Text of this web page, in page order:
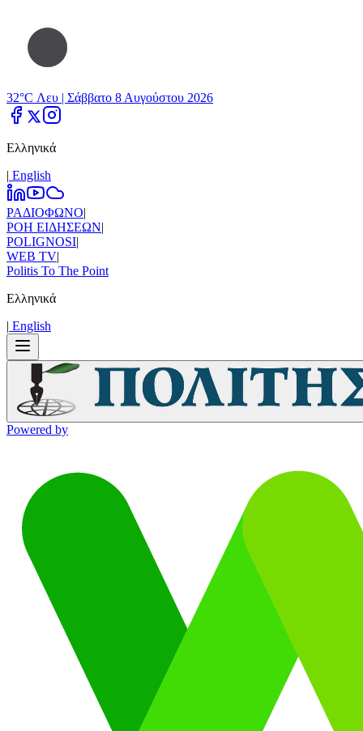
32°C Λευ | Σάββατο 8 Αυγούστου 2026
Ελληνικά
| Εnglish
ΡΑΔΙΟΦΩΝΟ|
ΡΟΗ ΕΙΔΗΣΕΩΝ|
POLIGNOSI|
WEB TV|
Politis To The Point
Ελληνικά
| Εnglish
Powered by